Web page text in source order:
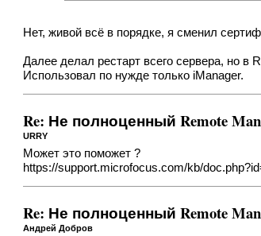
Нет, живой всё в порядке, я сменил
Далее делал рестарт всего сервера, но в
Использовал по нужде только iManager.
Re: Не полноценный Remote
URRY
Может это поможет ?
https://support.microfocus.com/kb/
Re: Не полноценный Remote
Андрей Добров